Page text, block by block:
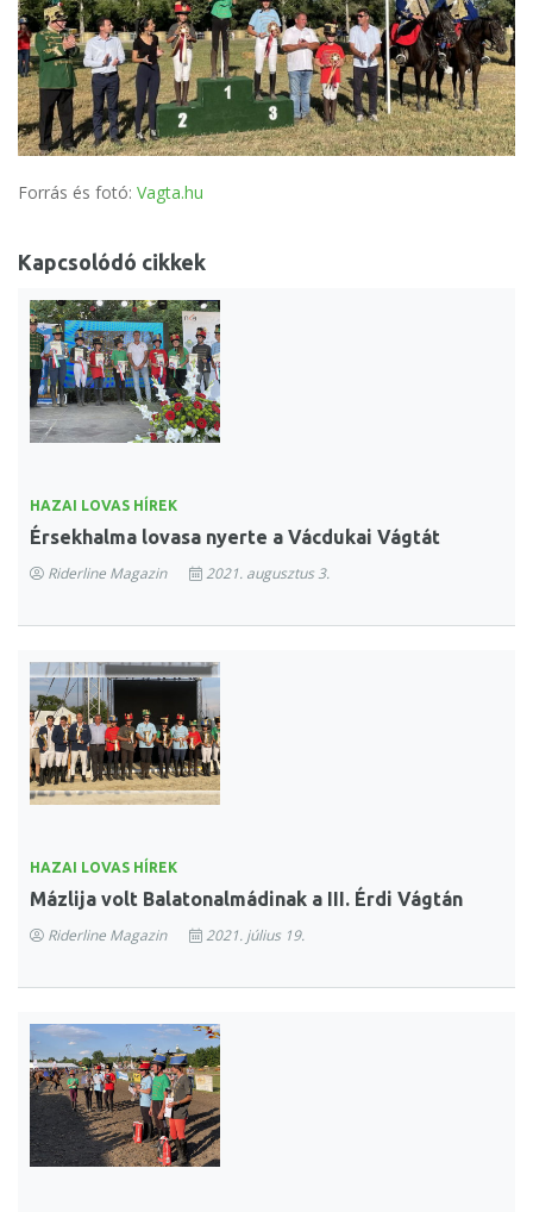
Forrás és fotó: Vagta.hu
Kapcsolódó cikkek
HAZAI LOVAS HÍREK
Érsekhalma lovasa nyerte a Vácdukai Vágtát
Riderline Magazin 2021. augusztus 3.
HAZAI LOVAS HÍREK
Mázlija volt Balatonalmádinak a III. Érdi Vágtán
Riderline Magazin 2021. július 19.